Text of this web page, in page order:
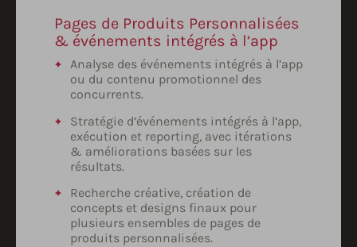
Pages de Produits Personnalisées
& événements intégrés à l’app
Analyse des événements intégrés à l’app
ou du contenu promotionnel des
concurrents.
Stratégie d’événements intégrés à l’app,
exécution et reporting, avec itérations
& améliorations basées sur les
résultats.
Recherche créative, création de
concepts et designs finaux pour
plusieurs ensembles de pages de
produits personnalisées.